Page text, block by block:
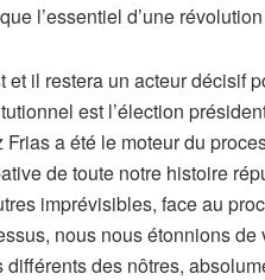
l’essentiel d’une
il restera un acteur décisif
est l’élection
a été le moteur du
de toute notre histoire
imprévisibles, face au
nous nous étonnions
des nôtres,